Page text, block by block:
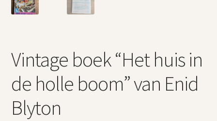
Vintage boek “Het huis in
de holle boom” van Enid
Blyton